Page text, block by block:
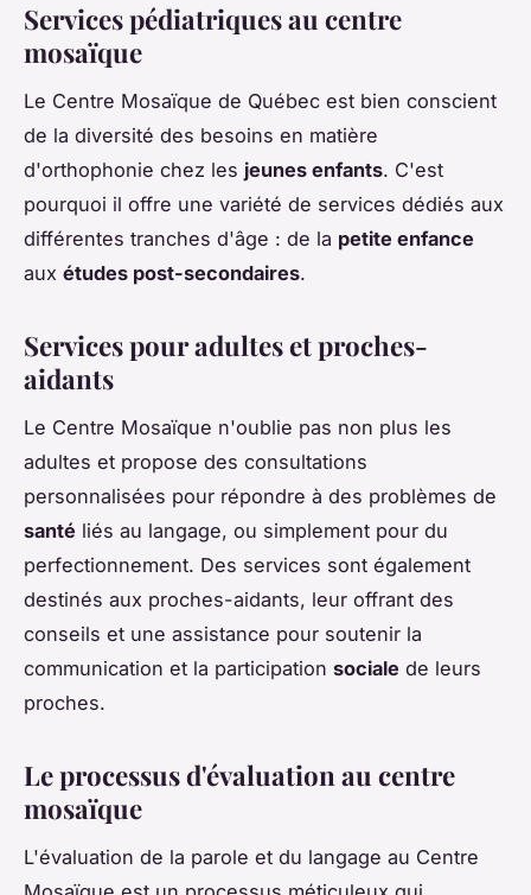
Services pédiatriques au centre
mosaïque
Le Centre Mosaïque de Québec est bien conscient
de la diversité des besoins en matière
d'orthophonie chez les jeunes enfants. C'est
pourquoi il offre une variété de services dédiés aux
différentes tranches d'âge : de la petite enfance
aux études post-secondaires.
Services pour adultes et proches-
aidants
Le Centre Mosaïque n'oublie pas non plus les
adultes et propose des consultations
personnalisées pour répondre à des problèmes de
santé liés au langage, ou simplement pour du
perfectionnement. Des services sont également
destinés aux proches-aidants, leur offrant des
conseils et une assistance pour soutenir la
communication et la participation sociale de leurs
proches.
Le processus d'évaluation au centre
mosaïque
L'évaluation de la parole et du langage au Centre